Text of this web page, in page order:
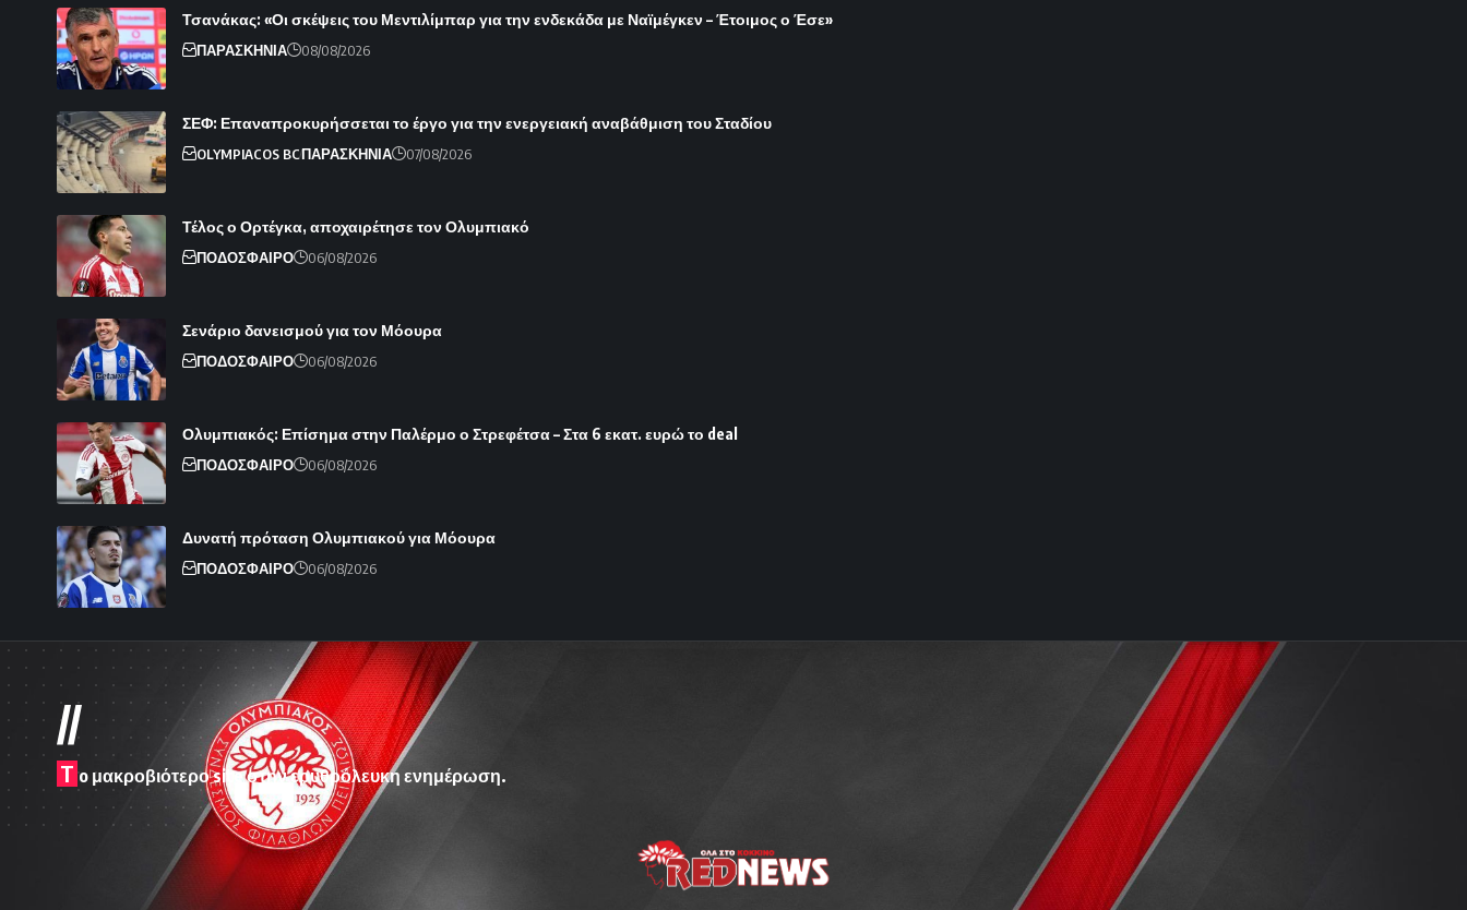
Τσανάκας: «Οι σκέψεις του Μεντιλίμπαρ για την ενδεκάδα με Ναϊμέγκεν – Έτοιμος ο Έσε»
ΠΑΡΑΣΚΗΝΙΑ 08/08/2026
ΣΕΦ: Επαναπροκυρήσσεται το έργο για την ενεργειακή αναβάθμιση του Σταδίου
OLYMPIACOS BCΠΑΡΑΣΚΗΝΙΑ 07/08/2026
Τέλος ο Ορτέγκα, αποχαιρέτησε τον Ολυμπιακό
ΠΟΔΟΣΦΑΙΡΟ 06/08/2026
Σενάριο δανεισμού για τον Μόουρα
ΠΟΔΟΣΦΑΙΡΟ 06/08/2026
Ολυμπιακός: Επίσημα στην Παλέρμο ο Στρεφέτσα – Στα 6 εκατ. ευρώ το deal
ΠΟΔΟΣΦΑΙΡΟ 06/08/2026
Δυνατή πρόταση Ολυμπιακού για Μόουρα
ΠΟΔΟΣΦΑΙΡΟ 06/08/2026
//
T o μακροβιότερο site στην ερυθρόλευκη ενημέρωση.